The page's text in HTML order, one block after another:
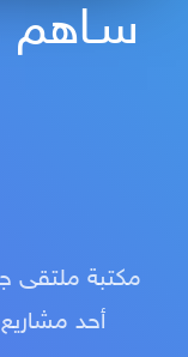
سـاهم
مكتبة ملتقى
أحد